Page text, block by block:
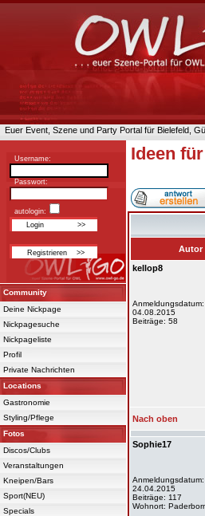
Euer Event, Szene und Party Portal für Bielefeld,
Username:
Passwort:
autologin:
Community
Deine Nickpage
Nickpagesuche
Nickpageliste
Profil
Private Nachrichten
Locations
Gastronomie
Styling/Pflege
Fotos
Discos/Clubs
Veranstaltungen
Kneipen/Bars
Sport(NEU)
Specials
Ideen
Autor
kellop8
Anmeldungsdatum:
04.08.2015
Beiträge: 58
Nach oben
Sophie17
Anmeldungsdatum:
24.04.2015
Beiträge: 117
Wohnort: